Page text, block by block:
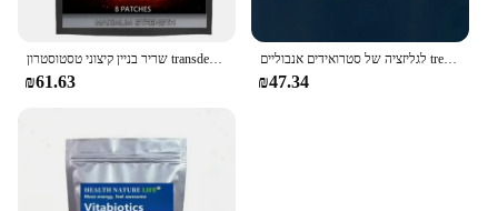
שריר בניין קיצוני טסטוסטרון transdermal טלאים סטרואידים המאיץ אנבוליים, עם ויטמין b6 טלאים, עשוי בארה "ב.
₪61.63
לגליזציה של סטרואידים אנבוליים trenbolone קלאסי של מטיב
₪47.34